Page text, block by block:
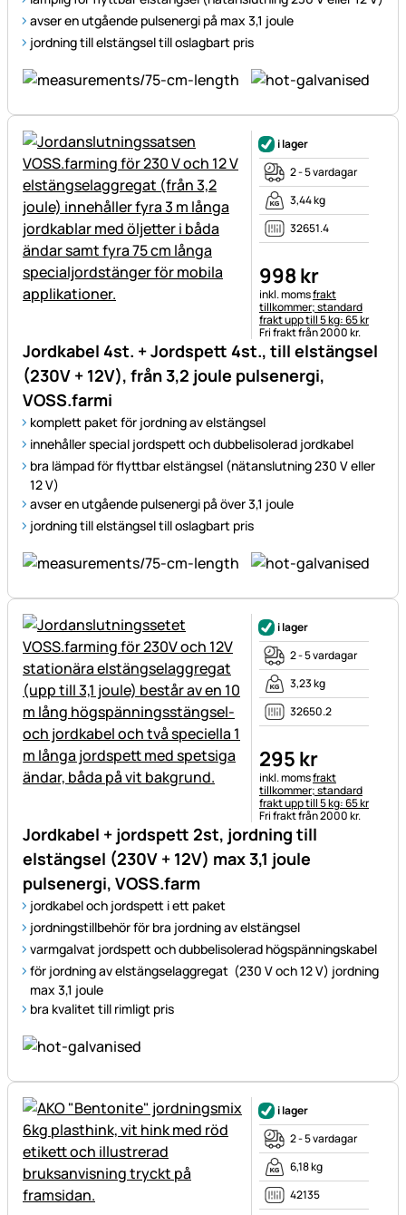
avser en utgående pulsenergi på max 3,1 joule
jordning till elstängsel till oslagbart pris
Jordkabel 4st. + Jordspett 4st., till elstängsel
(230V + 12V), från 3,2 joule pulsenergi,
VOSS.farmi
komplett paket för jordning av elstängsel
innehåller special jordspett och dubbelisolerad jordkabel
bra lämpad för flyttbar elstängsel (nätanslutning 230 V eller
12 V)
avser en utgående pulsenergi på över 3,1 joule
jordning till elstängsel till oslagbart pris
i lager
2 - 5 vardagar
3,44 kg
32651.4
998kr
Skatteinformation:
inkl. momsfrakt
tillkommer; standard
frakt upp till 5 kg: 65 kr
Fri frakt från 2000 kr.
Jordkabel + jordspett 2st, jordning till
elstängsel (230V + 12V) max 3,1 joule
pulsenergi, VOSS.farm
jordkabel och jordspett i ett paket
jordningstillbehör för bra jordning av elstängsel
varmgalvat jordspett och dubbelisolerad högspänningskabel
för jordning av elstängselaggregat (230 V och 12 V) jordning
max 3,1 joule
bra kvalitet till rimligt pris
i lager
2 - 5 vardagar
3,23 kg
32650.2
295 kr
Skatteinformation:
inkl. momsfrakt
tillkommer; standard
frakt upp till 5 kg: 65 kr
Fri frakt från 2000 kr.
i lager
2 - 5 vardagar
6,18 kg
42135